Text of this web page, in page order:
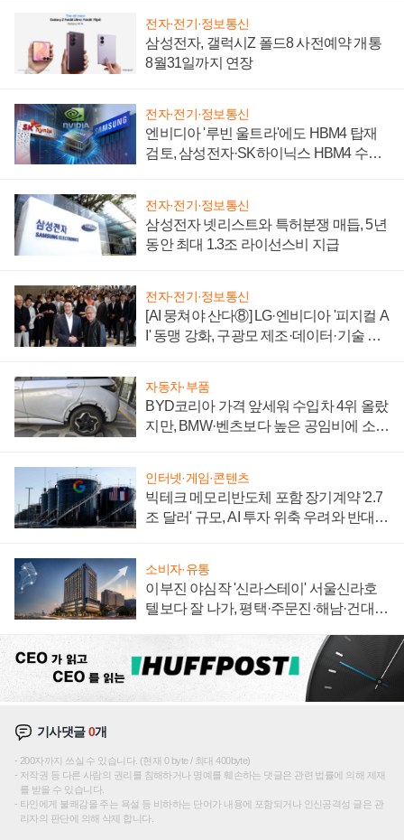
전자·전기·정보통신
삼성전자, 갤럭시Z 폴드8 사전예약 개통
8월31일까지 연장
전자·전기·정보통신
엔비디아 '루빈 울트라'에도 HBM4 탑재
검토, 삼성전자·SK하이닉스 HBM4 수율
전자·전기·정보통신
삼성전자 넷리스트와 특허분쟁 매듭, 5년
동안 최대 1.3조 라이선스비 지급
전자·전기·정보통신
[AI 뭉쳐야 산다⑧] LG·엔비디아 '피지컬 A
I' 동맹 강화, 구광모 제조·데이터·기술 결
자동차·부품
BYD코리아 가격 앞세워 수입차 4위 올랐
지만, BMW·벤츠보다 높은 공임비에 소비
인터넷·게임·콘텐츠
빅테크 메모리반도체 포함 장기계약 '2.7
조 달러' 규모, AI 투자 위축 우려와 반대
소비자·유통
이부진 야심작 '신라스테이' 서울신라호
텔보다 잘 나가, 평택·주문진·해남·건대로
기사댓글0개
200자까지 쓰실 수 있습니다. (현재 0 byte / 최대 400byte)
저작권 등 다른 사람의 권리를 침해하거나 명예를 훼손하는 댓글은 관련 법률에 의해 제재
를 받을 수 있습니다.
타인에게 불쾌감을 주는 욕설 등 비하하는 단어가 내용에 포함되거나 인신공격성 글은 관
리자의 판단에 의해 삭제 합니다.